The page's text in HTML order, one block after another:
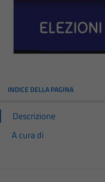
INDICE DELLA PAGINA
Descrizione
A cura di